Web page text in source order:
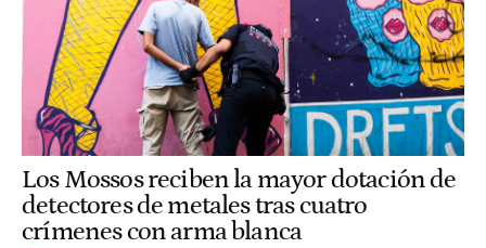
Los Mossos reciben la mayor dotación de
detectores de metales tras cuatro
crímenes con arma blanca